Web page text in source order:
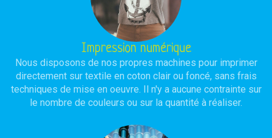
Impression numérique
Nous disposons de nos propres machines pour imprimer
directement sur textile en coton clair ou foncé, sans frais
techniques de mise en oeuvre. Il n'y a aucune contrainte sur
le nombre de couleurs ou sur la quantité à réaliser.